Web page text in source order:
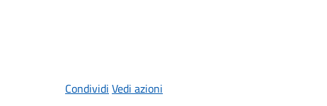
Condividi Vedi azioni